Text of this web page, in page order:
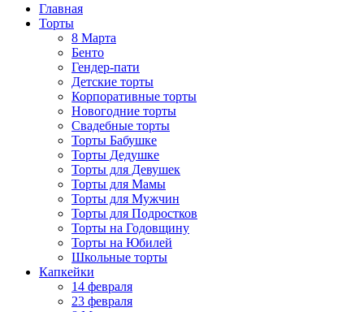
Главная
Торты
8 Марта
Бенто
Гендер-пати
Детские торты
Корпоративные торты
Новогодние торты
Свадебные торты
Торты Бабушке
Торты Дедушке
Торты для Девушек
Торты для Мамы
Торты для Мужчин
Торты для Подростков
Торты на Годовщину
Торты на Юбилей
Школьные торты
Капкейки
14 февраля
23 февраля